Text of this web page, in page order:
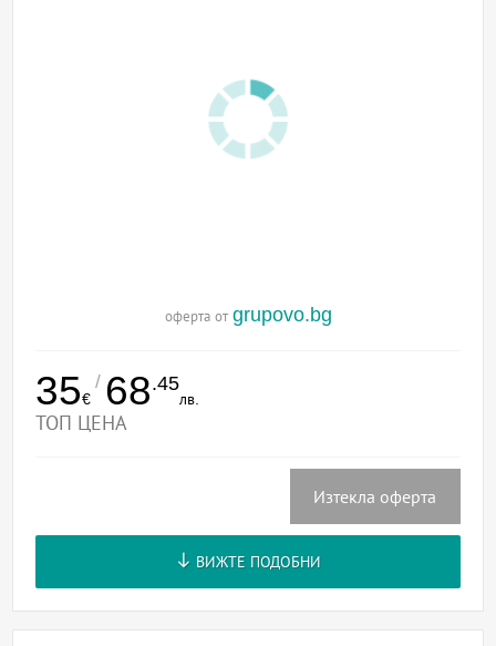
оферта от grupovo.bg
35€
/ 68.45
лв.
ТОП ЦЕНА
Изтекла оферта
ВИЖТЕ ПОДОБНИ